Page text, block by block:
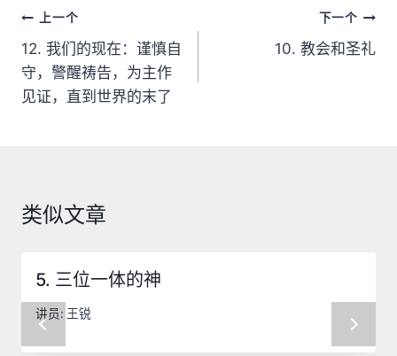
文
章
导
上一个
12. 我们的现在：谨慎自
守，警醒祷告，为主作
见证，直到世界的末了
下一个
10. 教会和圣礼
类似文章
5. 三位一体的神
讲员: 王锐